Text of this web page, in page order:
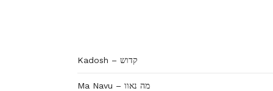
Kadosh – קדוש
Ma Navu – מה נאוו